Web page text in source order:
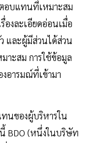
อบแทนที่เหมาะสม
องละเอียดอ่อนเมื่อ
และผู้มีส่วนได้ส่วน
าะสม การใช้ข้อมูล
อารมณ์ที่เข้ามา
ทนของผู้บริหารใน
BDO (หนึ่งในบริษัท